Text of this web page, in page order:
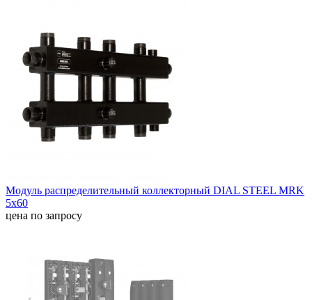
Модуль распределительный коллекторный DIAL STEEL MRK
5х60
цена по запросу